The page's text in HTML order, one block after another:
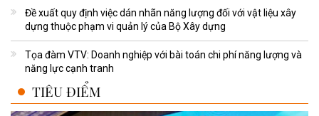
Đề xuất quy định việc dán nhãn năng lượng đối với vật liệu xây
dựng thuộc phạm vi quản lý của Bộ Xây dựng
Tọa đàm VTV: Doanh nghiệp với bài toán chi phí năng lượng và
năng lực cạnh tranh
TIÊU ĐIỂM